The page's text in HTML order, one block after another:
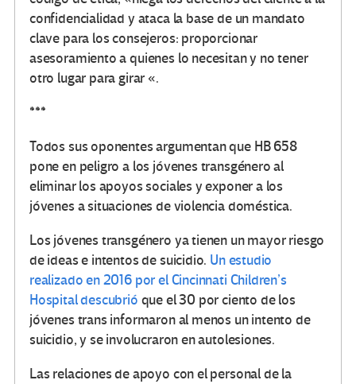
confidencialidad y ataca la base de un mandato
clave para los consejeros: proporcionar
asesoramiento a quienes lo necesitan y no tener
otro lugar para girar «.
***
Todos sus oponentes argumentan que HB 658
pone en peligro a los jóvenes transgénero al
eliminar los apoyos sociales y exponer a los
jóvenes a situaciones de violencia doméstica.
Los jóvenes transgénero ya tienen un mayor riesgo
de ideas e intentos de suicidio. Un estudio
realizado en 2016 por el Cincinnati Children’s
Hospital descubrió que el 30 por ciento de los
jóvenes trans informaron al menos un intento de
suicidio, y se involucraron en autolesiones.
Las relaciones de apoyo con el personal de la